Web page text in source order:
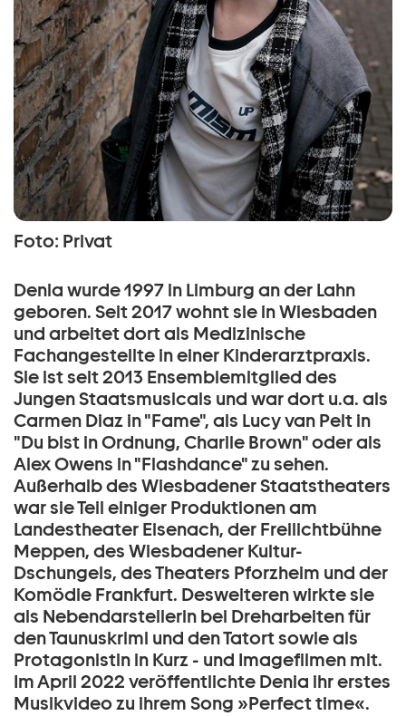
Foto: Privat
Denia wurde 1997 in Limburg an der Lahn
geboren. Seit 2017 wohnt sie in Wiesbaden
und arbeitet dort als Medizinische
Fachangestellte in einer Kinderarztpraxis.
Sie ist seit 2013 Ensemblemitglied des
Jungen Staatsmusicals und war dort u.a. als
Carmen Diaz in "Fame", als Lucy van Pelt in
"Du bist in Ordnung, Charlie Brown" oder als
Alex Owens in "Flashdance" zu sehen.
Außerhalb des Wiesbadener Staatstheaters
war sie Teil einiger Produktionen am
Landestheater Eisenach, der Freilichtbühne
Meppen, des Wiesbadener Kultur-
Dschungels, des Theaters Pforzheim und der
Komödie Frankfurt. Desweiteren wirkte sie
als Nebendarstellerin bei Dreharbeiten für
den Taunuskrimi und den Tatort sowie als
Protagonistin in Kurz - und Imagefilmen mit.
Im April 2022 veröffentlichte Denia ihr erstes
Musikvideo zu ihrem Song »Perfect time«.